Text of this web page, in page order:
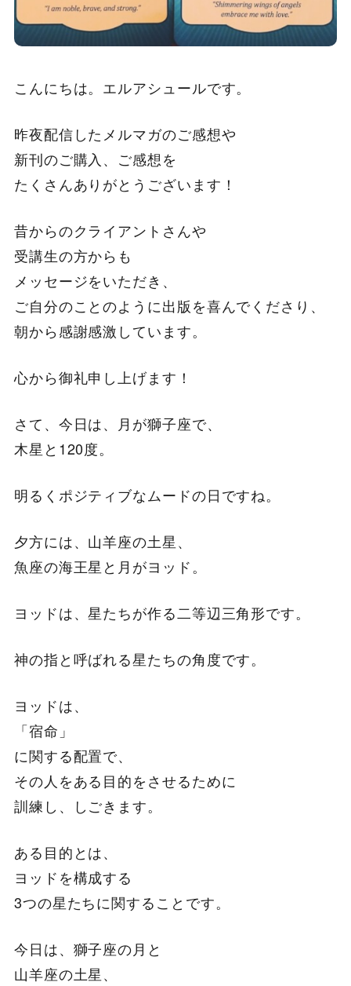
こんにちは。エルアシュールです。
昨夜配信したメルマガのご感想や
新刊のご購入、ご感想を
たくさんありがとうございます！
昔からのクライアントさんや
受講生の方からも
メッセージをいただき、
ご自分のことのように出版を喜んでくださり、
朝から感謝感激しています。
心から御礼申し上げます！
さて、今日は、月が獅子座で、
木星と120度。
明るくポジティブなムードの日ですね。
夕方には、山羊座の土星、
魚座の海王星と月がヨッド。
ヨッドは、星たちが作る二等辺三角形です。
神の指と呼ばれる星たちの角度です。
ヨッドは、
「宿命」
に関する配置で、
その人をある目的をさせるために
訓練し、しごきます。
ある目的とは、
ヨッドを構成する
3つの星たちに関することです。
今日は、獅子座の月と
山羊座の土星、